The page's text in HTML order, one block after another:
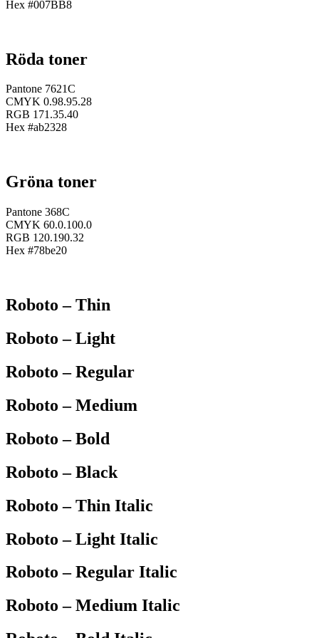
Hex #007BB8
Röda toner
Pantone 7621C
CMYK 0.98.95.28
RGB 171.35.40
Hex #ab2328
Gröna toner
Pantone 368C
CMYK 60.0.100.0
RGB 120.190.32
Hex #78be20
Roboto – Thin
Roboto – Light
Roboto – Regular
Roboto – Medium
Roboto – Bold
Roboto – Black
Roboto – Thin Italic
Roboto – Light Italic
Roboto – Regular Italic
Roboto – Medium Italic